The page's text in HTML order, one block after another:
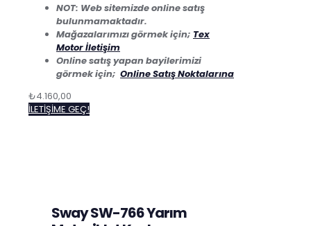
NOT: Web sitemizde online satış
bulunmamaktadır.
Mağazalarımızı görmek için; Tex
Motor İletişim
Online satış yapan bayilerimizi
görmek için; Online Satış Noktalarına
₺4.160,00
İLETİŞİME GEÇ!
Sway SW-766 Yarım